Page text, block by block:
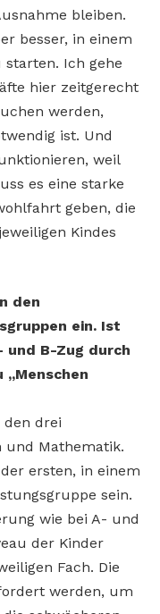
bleiben.
besser, in einem
starten. Ich gehe
hier zeitgerecht
werden,
ist. Und
weil
es eine starke
geben, die
Kindes
den
ein. Ist
und B-Zug durch
drei
und Mathematik.
ersten, in einem
sein.
wie bei A- und
der Kinder
Fach. Die
werden, um